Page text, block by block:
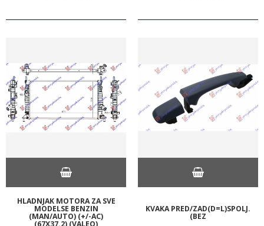
HLADNJAK MOTORA ZA SVE
MODELSE BENZIN
(MAN/AUTO) (+/-AC)
(67X37.2) (VALEO)
KVAKA PRED/ZAD(D=L)SPOLJ.
(BEZ